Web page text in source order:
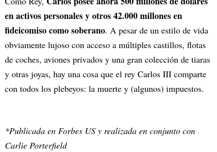
en activos personales y otros 42.000 millones en
fideicomiso como soberano. A pesar de un estilo de vida
obviamente lujoso con acceso a múltiples castillos, flotas
de coches, aviones privados y una gran colección de tiaras
y otras joyas, hay una cosa que el rey Carlos III comparte
con todos los plebeyos: la muerte y (algunos) impuestos.
*Publicada en Forbes US y realizada en conjunto con
Carlie Porterfield